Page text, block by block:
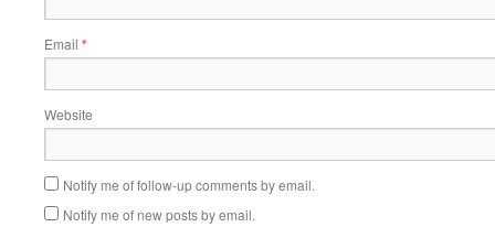
Email *
Website
Notify me of follow-up comments by email.
Notify me of new posts by email.